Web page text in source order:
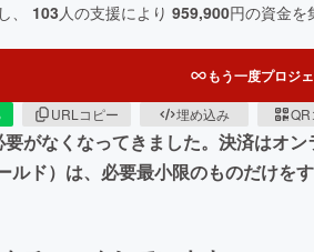
、 103人の支援により 959,900円の資金を
もう一度プロジ
URLコピー 埋め込み QR
がなくなってきました。決済はオ
ド）は、必要最小限のものだけを